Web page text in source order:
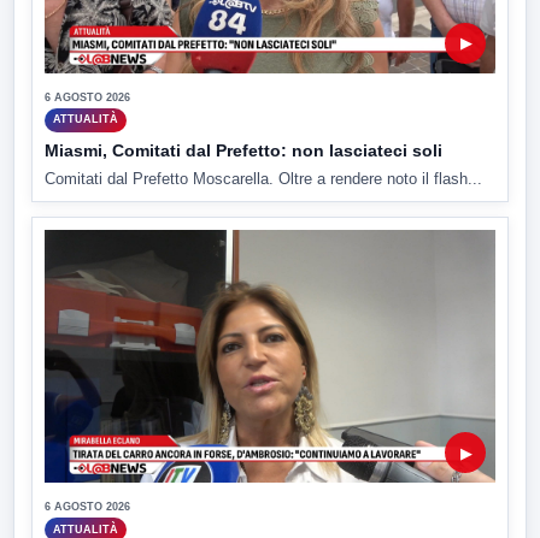
▶
6 AGOSTO 2026
ATTUALITÀ
Miasmi, Comitati dal Prefetto: non lasciateci soli
Comitati dal Prefetto Moscarella. Oltre a rendere noto il flash...
▶
6 AGOSTO 2026
ATTUALITÀ